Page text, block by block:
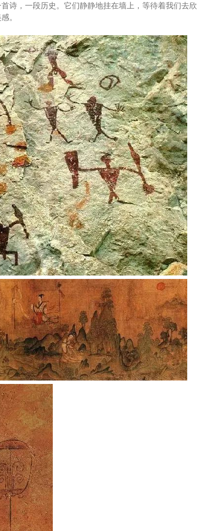
诗，一段历史。它们静静地挂在墙上，等待着我们去欣
。